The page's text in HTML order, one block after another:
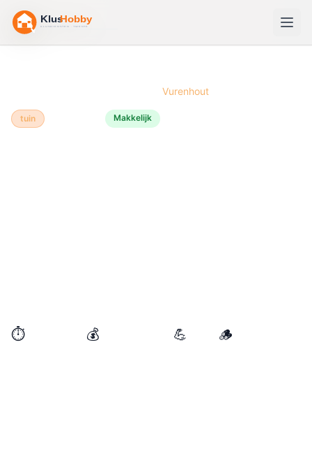
Vurenhout
tuin Makkelijk
⏱️ 💰 💪 🪵